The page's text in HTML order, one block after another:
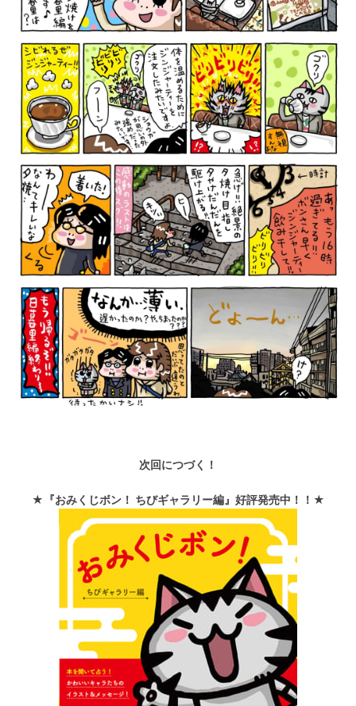
次回につづく！
★『おみくじボン！ ちびギャラリー編』好評発売中！！★